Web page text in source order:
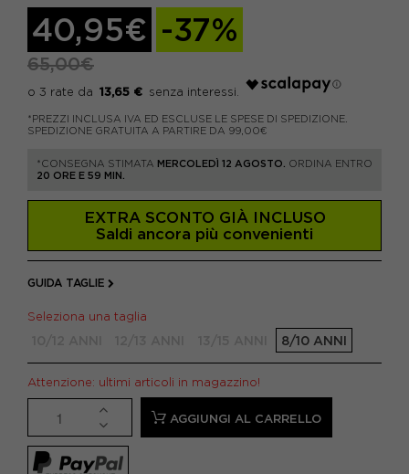
40,95€ -37%
65,00€
13,65 €
*PREZZI INCLUSA IVA ED ESCLUSE LE SPESE DI SPEDIZIONE.
SPEDIZIONE GRATUITA A PARTIRE DA 99,00€
*CONSEGNA STIMATA MERCOLEDÌ 12 AGOSTO.
ORDINA ENTRO
20 ORE E 59 MIN.
EXTRA SCONTO GIÀ INCLUSO
Saldi ancora più convenienti
GUIDA TAGLIE
Seleziona una taglia
8/10 ANNI
Attenzione: ultimi articoli in magazzino!
AGGIUNGI AL CARRELLO